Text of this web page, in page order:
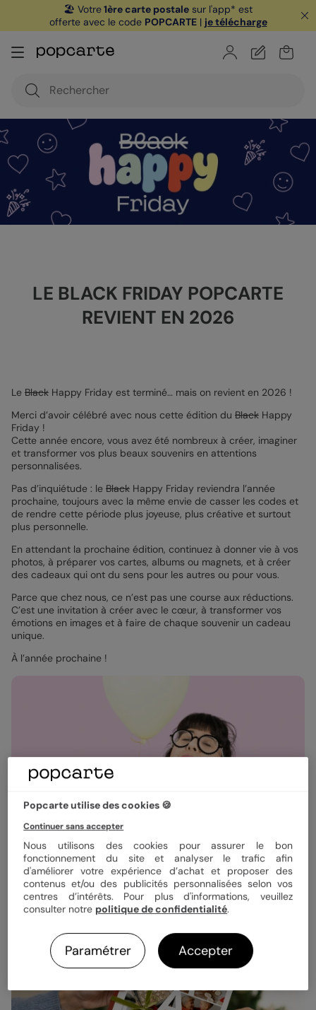
🏖️ Votre1ère carte postale sur l'app* est
offerte avec le code POPCARTE| je télécharge
LE BLACK FRIDAY POPCARTE
REVIENT EN 2026
Le Black Happy Friday est terminé… mais on revient en 2026 !
Merci d’avoir célébré avec nous cette édition du Black Happy
Friday !
Cette année encore, vous avez été nombreux à créer, imaginer
et transformer vos plus beaux souvenirs en attentions
personnalisées.
Pas d’inquiétude : le Black Happy Friday reviendra l’année
prochaine, toujours avec la même envie de casser les codes et
de rendre cette période plus joyeuse, plus créative et surtout
plus personnelle.
En attendant la prochaine édition, continuez à donner vie à vos
photos, à préparer vos cartes, albums ou magnets, et à créer
des cadeaux qui ont du sens pour les autres ou pour vous.
Parce que chez nous, ce n’est pas une course aux réductions.
C’est une invitation à créer avec le cœur, à transformer vos
émotions en images et à faire de chaque souvenir un cadeau
unique.
À l’année prochaine !
Popcarte utilise des cookies 🍪
Continuer sans accepter
Nous utilisons des cookies pour assurer le bon
fonctionnement du site et analyser le trafic afin
d'améliorer votre expérience d’achat et proposer des
contenus et/ou des publicités personnalisées selon vos
centres d’intérêts. Pour plus d'informations, veuillez
consulter notre politique de confidentialité.
Paramétrer Accepter